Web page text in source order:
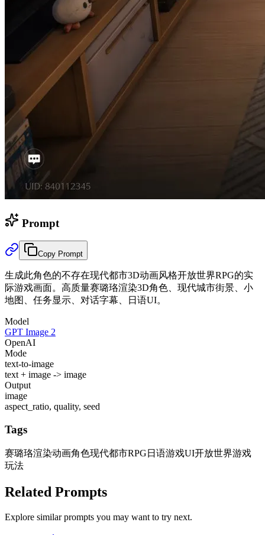
Prompt
Copy Prompt
生成此角色的不存在现代都市3D动画风格开放世界RPG的实
际游戏画面。高质量赛璐珞渲染3D角色、现代城市街景、小
地图、任务显示、对话字幕、日语UI。
Model
GPT Image 2
OpenAI
Mode
text-to-image
text + image -> image
Output
image
aspect_ratio, quality, seed
Tags
赛璐珞渲染动画角色现代都市RPG 日语游戏UI开放世界游戏
玩法
Related Prompts
Explore similar prompts you may want to try next.